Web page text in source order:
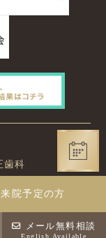
来院予定の方
メール無料相談
English Available
歯科